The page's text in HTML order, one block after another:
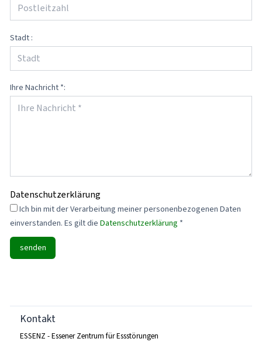
Stadt :
Ihre Nachricht *:
Datenschutzerklärung
Ich bin mit der Verarbeitung meiner personenbezogenen Daten
einverstanden. Es gilt dieDatenschutzerklärung *
senden
Kontakt
ESSENZ - Essener Zentrum für Essstörungen